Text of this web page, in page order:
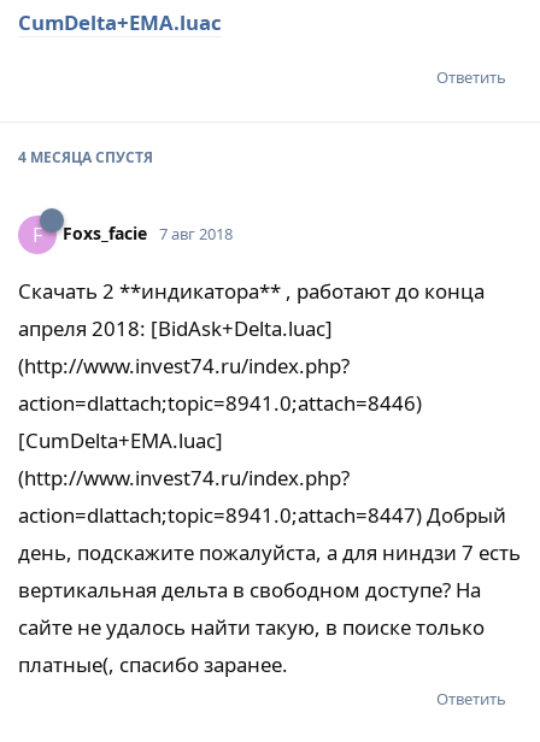
CumDelta+EMA.luac
Ответить
4 МЕСЯЦАСПУСТЯ
F Foxs_facie 7 авг 2018
Скачать 2 **индикатора** , работают до конца
апреля 2018: [BidAsk+Delta.luac]
(http://www.invest74.ru/index.php?
action=dlattach;topic=8941.0;attach=8446)
[CumDelta+EMA.luac]
(http://www.invest74.ru/index.php?
action=dlattach;topic=8941.0;attach=8447) Добрый
день, подскажите пожалуйста, а для ниндзи 7 есть
вертикальная дельта в свободном доступе? На
сайте не удалось найти такую, в поиске только
платные(, спасибо заранее.
Ответить